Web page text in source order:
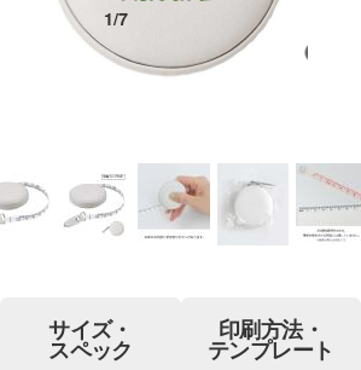
1/7
サイズ・
スペック
印刷方法・
テンプレート